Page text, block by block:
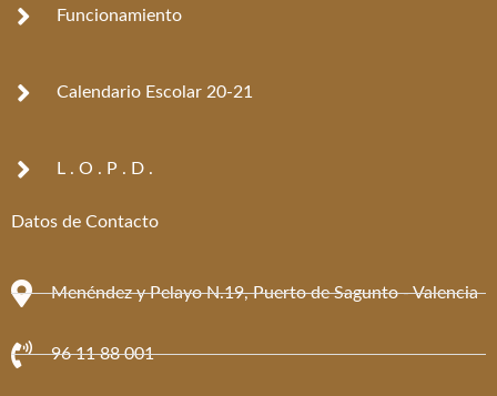
Funcionamiento
Calendario Escolar 20-21
L . O . P . D .
Datos de Contacto
Menéndez y Pelayo N.19, Puerto de Sagunto - Valencia
96 11 88 001